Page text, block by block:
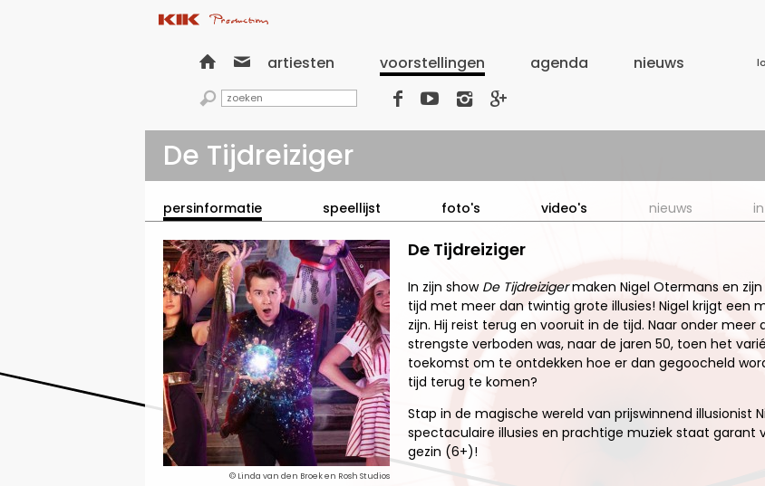
  artiesten voorstellingen agenda nieuws
    
De Tijdreiziger
persinformatie speellijst foto's video's nieuws
© Linda van den Broek en Rosh Studios
De Tijdreiziger
In zijn show De Tijdreizigermaken Nigel Otermans en
tijd met meer dan twintig grote illusies! Nigel krijgt een
zijn. Hij reist terug en vooruit in de tijd. Naar onder
strengste verboden was, naar de jaren 50, toen het
toekomst om te ontdekken hoe er dan gegoocheld
tijd terug te komen?
Stap in de magische wereld van prijswinnend illusionist
spectaculaire illusies en prachtige muziek staat
gezin (6+)!